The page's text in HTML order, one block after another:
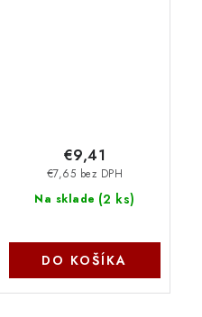
Na sklade (2 ks)
€7,65 bez DPH
€9,41
DO KOŠÍKA